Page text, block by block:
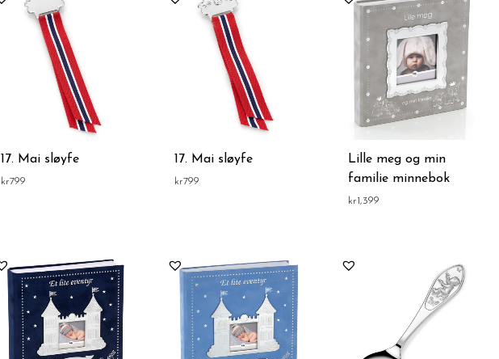
17. Mai sløyfe
kr799
17. Mai sløyfe
kr799
Lille meg og min
familie minnebok
kr1,399